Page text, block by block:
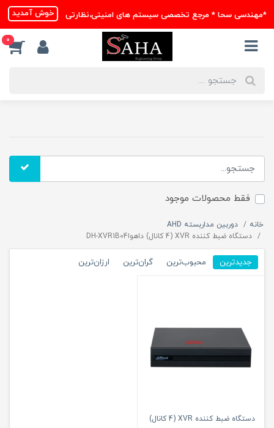
*مهندسی سحا * مرجع تخصصی سیستم های امنیتی،نظارتی خوش آمدید
0
فقط محصولات موجود
خانه
دوربین مداربسته AHD
دستگاه ضبط کننده XVR (4 کانال) داهواDH-XVR1B04
جدیدترین محبوب‌ترین گران‌ترین ارزان‌ترین
دستگاه ضبط کننده XVR (4 کانال)